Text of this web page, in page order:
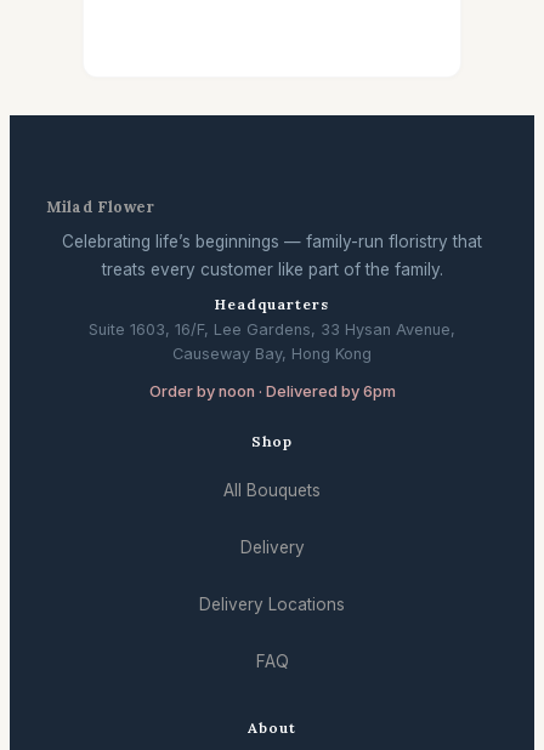
Milad Flower
Celebrating life’s beginnings — family-run floristry that
treats every customer like part of the family.
Headquarters
Suite 1603, 16/F, Lee Gardens, 33 Hysan Avenue,
Causeway Bay, Hong Kong
Order by noon · Delivered by 6pm
Shop
All Bouquets
Delivery
Delivery Locations
FAQ
About